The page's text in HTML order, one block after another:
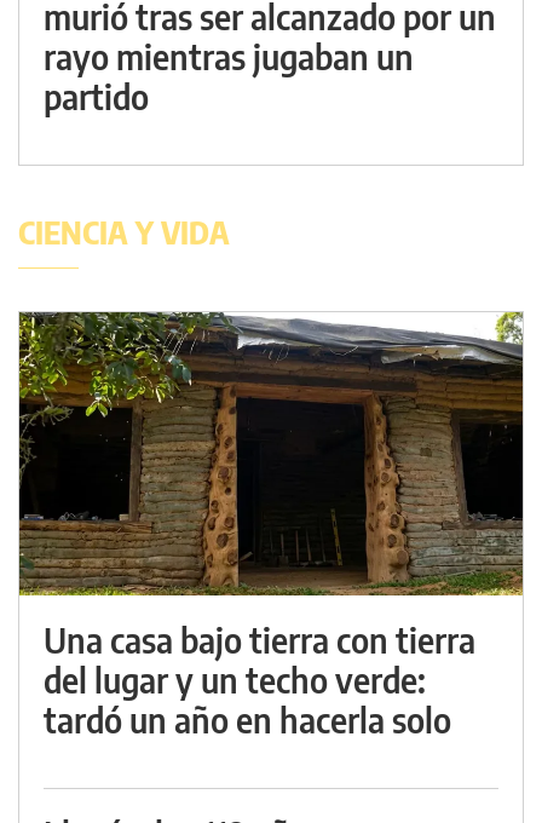
murió tras ser alcanzado por un
rayo mientras jugaban un
partido
CIENCIA Y VIDA
Una casa bajo tierra con tierra
del lugar y un techo verde:
tardó un año en hacerla solo